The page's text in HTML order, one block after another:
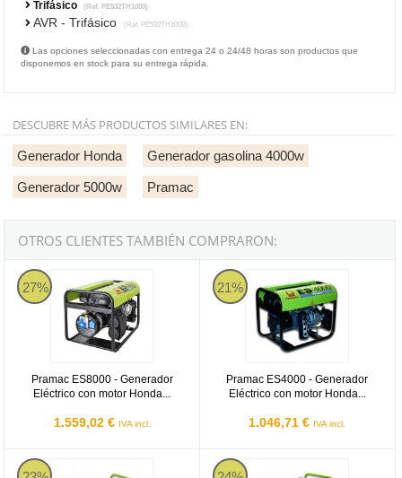
Trifásico (Ref. PE532TH1000)
AVR - Trifásico (Ref. PE532TH100B)
Las opciones seleccionadas con entrega 24 o 24/48 horas son productos que
disponemos en stock para su entrega rápida.
DESCUBRE MÁS PRODUCTOS SIMILARES EN:
Generador Honda Generador gasolina 4000w
Generador 5000w Pramac
OTROS CLIENTES TAMBIÉN COMPRARON:
27%
Pramac ES8000 - Generador
Eléctrico con motor Honda...
1.559,02 € IVA incl.
Pramac ES8000 - Generador Eléctrico con motor Honda
21%
Pramac ES4000 - Generador
Eléctrico con motor Honda...
1.046,71 € IVA incl.
Pramac ES4000 - Generador
Pramac E4000 - Generador Eléctrico Monofásico Motor Honda
Pramac E8000 - Generador